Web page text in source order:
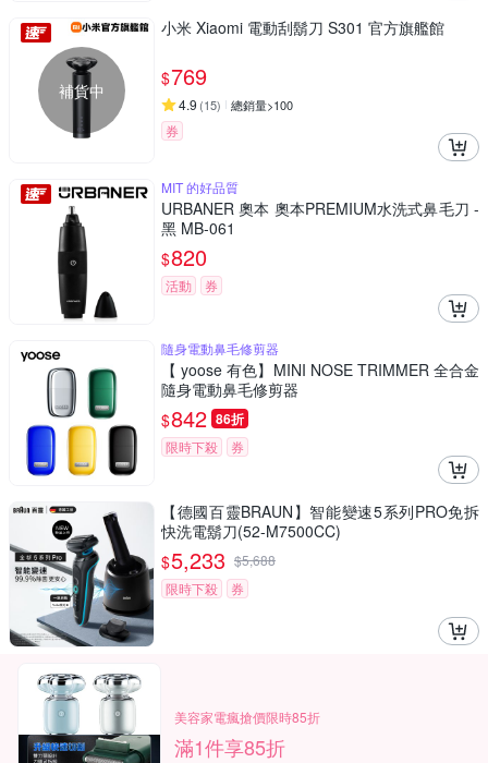
補貨中
小米 Xiaomi 電動刮鬍刀 S301 官方旗艦館
$769
4.9 (15) 總銷量>100
券
MIT 的好品質
URBANER 奧本 奧本PREMIUM水洗式鼻毛刀 -
黑 MB-061
$820
活動 券
隨身電動鼻毛修剪器
【 yoose 有色】MINI NOSE TRIMMER 全合金
隨身電動鼻毛修剪器
$842 86折
限時下殺 券
【德國百靈BRAUN】智能變速5系列PRO免拆
快洗電鬍刀(52-M7500CC)
$5,233 $5,688
限時下殺
券
美容家電瘋搶價限時85折
滿1件享85折